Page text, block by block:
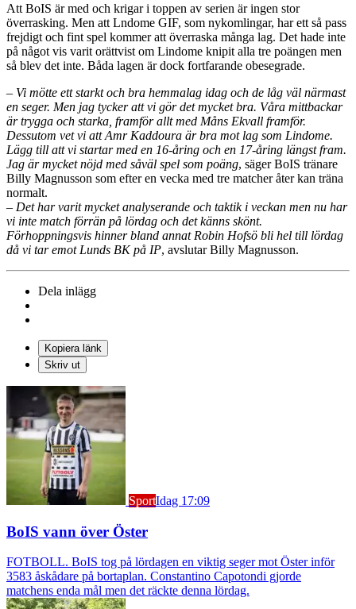
Att BoIS är med och krigar i toppen av serien är ingen stor
överrasking. Men att Lndome GIF, som nykomlingar, har ett så pass
frejdigt och fint spel kommer att överraska många lag. Det hade inte
på något vis varit orättvist om Lindome knipit alla tre poängen men
så blev det inte. Båda lagen är dock fortfarande obesegrade.
– Vi mötte ett starkt och bra hemmalag idag och de låg väl närmast
en seger. Men jag tycker att vi gör det mycket bra. Våra mittbackar
är trygga och starka, framför allt med Måns Ekvall framför.
Dessutom vet vi att Amr Kaddoura är bra mot lag som Lindome.
Lägg till att vi startar med en 16-åring och en 17-åring längst fram.
Jag är mycket nöjd med såväl spel som poäng, säger BoIS tränare
Billy Magnusson som efter en vecka med tre matcher åter kan träna
normalt.
– Det har varit mycket analyserande och taktik i veckan men nu har
vi inte match förrän på lördag och det känns skönt.
Förhoppningsvis hinner bland annat Robin Hofsö bli hel till lördag
då vi tar emot Lunds BK på IP, avslutar Billy Magnusson.
Dela inlägg
Kopiera länk
Skriv ut
SportIdag 17:09
BoIS vann över Öster
FOTBOLL. BoIS tog på lördagen en viktig seger mot Öster inför
3583 åskådare på bortaplan. Constantino Capotondi gjorde
matchens enda mål men det räckte denna lördag.